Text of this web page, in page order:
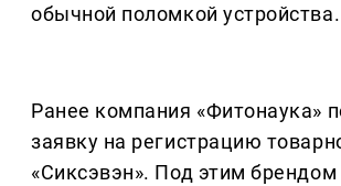
обычной поломкой устройства.
Ранее компания «Фитонаука»
заявку на регистрацию
«Сиксэвэн». Под этим брендом